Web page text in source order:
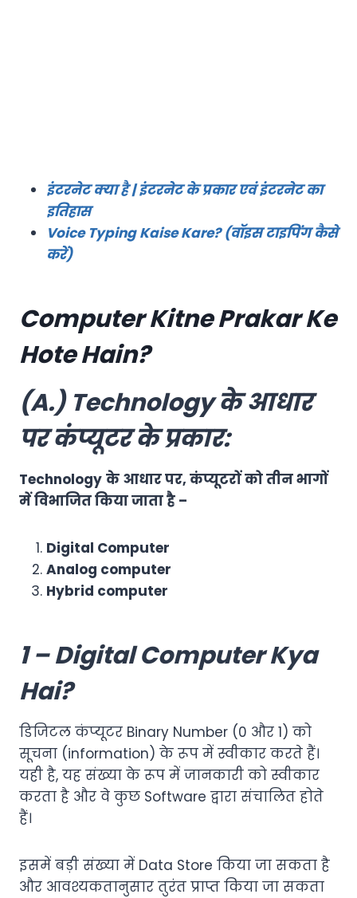
इंटरनेट क्या है | इंटरनेट के प्रकार एवं इंटरनेट का
इतिहास
Voice Typing Kaise Kare? (वॉइस टाइपिंग कैसे
करें)
Computer Kitne Prakar Ke
Hote Hain?
(A.) Technology के आधार
पर कंप्यूटर के प्रकार:
Technology के आधार पर, कंप्यूटरों को तीन भागों
में विभाजित किया जाता है –
Digital Computer
Analog computer
Hybrid computer
1 – Digital Computer Kya
Hai?
डिजिटल कंप्यूटर Binary Number (0 और 1) को
सूचना (information) के रूप में स्वीकार करते हैं।
यही है, यह संख्या के रूप में जानकारी को स्वीकार
करता है और वे कुछ Software द्वारा संचालित होते
हैं।
इसमें बड़ी संख्या में Data Store किया जा सकता है
और आवश्यकतानुसार तुरंत प्राप्त किया जा सकता